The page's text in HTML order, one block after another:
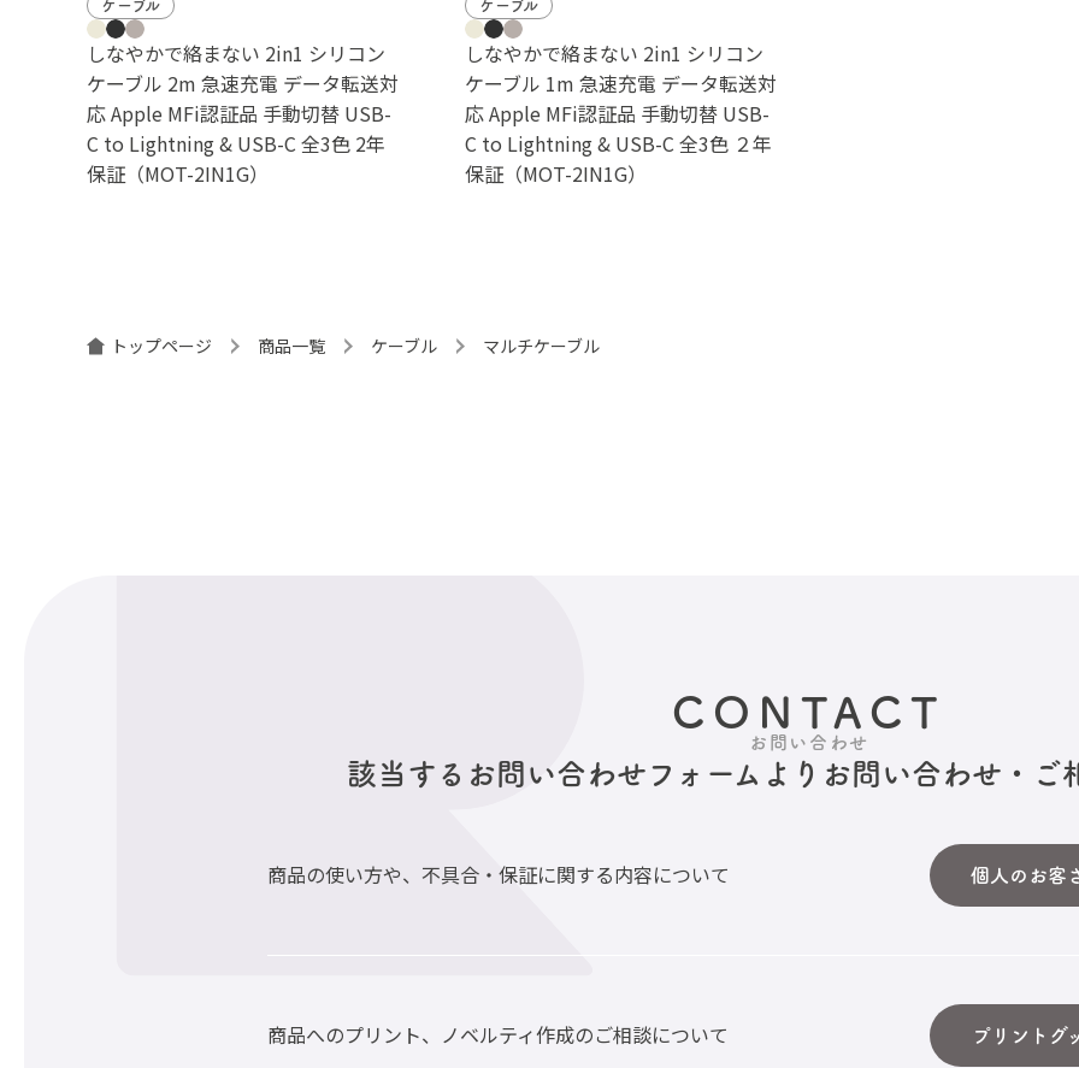
ケーブル
しなやかで絡まない 2in1 シリコン
ケーブル 2m 急速充電 データ転送対
応 Apple MFi認証品 手動切替 USB-
C to Lightning & USB-C 全3色 2年
保証（MOT-2IN1G）
ケーブル
しなやかで絡まない 2in1 シリコン
ケーブル 1m 急速充電 データ転送対
応 Apple MFi認証品 手動切替 USB-
C to Lightning & USB-C 全3色 ２年
保証（MOT-2IN1G）
トップページ 商品一覧 ケーブル マルチケーブル
CONTACT
お問い合わせ
該当するお問い合わせフォームより お問い合わせ・ご
商品の使い方や、不具合・保証に関する内容について 個人のお客
商品へのプリント、ノベルティ作成のご相談について プリントグ